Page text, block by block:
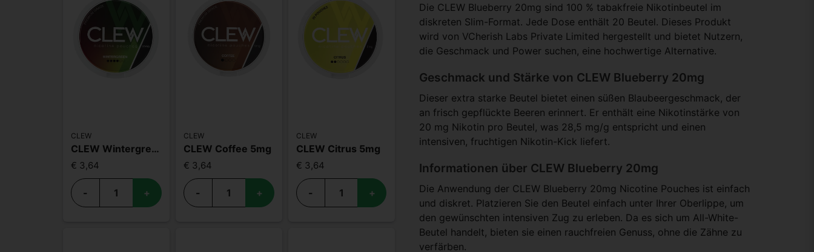
CLEW
CLEW Wintergreen 10mg
€ 3,64
- +
CLEW
CLEW Coffee 5mg
€ 3,64
- +
CLEW
CLEW Citrus 5mg
€ 3,64
- +
Die CLEW Blueberry 20mg sind 100 % tabakfreie Nikotinbeutel im
diskreten Slim-Format. Jede Dose enthält 20 Beutel. Dieses Produkt
wird von VCherish Labs Private Limited hergestellt und bietet Nutzern,
die Geschmack und Power suchen, eine hochwertige Alternative.
Geschmack und Stärke von CLEW Blueberry 20mg
Dieser extra starke Beutel bietet einen süßen Blaubeergeschmack, der
an frisch gepflückte Beeren erinnert. Er enthält eine Nikotinstärke von
20 mg Nikotin pro Beutel, was 28,5 mg/g entspricht und einen
intensiven, fruchtigen Nikotin-Kick liefert.
Informationen über CLEW Blueberry 20mg
Die Anwendung der CLEW Blueberry 20mg Nicotine Pouches ist einfach
und diskret. Platzieren Sie den Beutel einfach unter Ihrer Oberlippe, um
den gewünschten intensiven Zug zu erleben. Da es sich um All-White-
Beutel handelt, bieten sie einen rauchfreien Genuss, ohne die Zähne zu
verfärben.